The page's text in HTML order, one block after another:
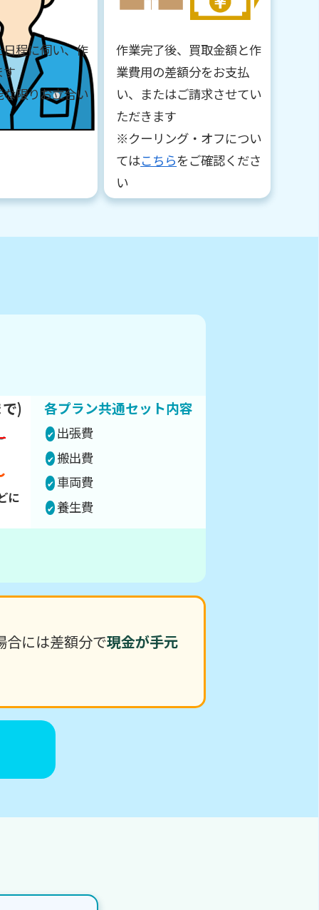
程に伺い、作
限りお立合い
作業完了後、買取金額と作
業費用の差額分をお支払
い、またはご請求させてい
ただきます
※クーリング・オフについ
てはこちらをご確認くださ
い
)
に
各プラン共通セット内容
出張費
搬出費
車両費
養生費
合には差額分で現金が手元